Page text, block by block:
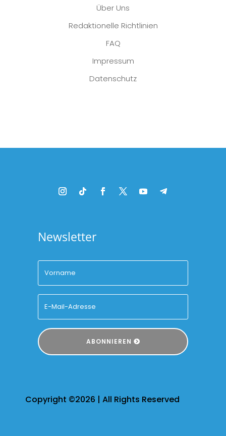
Über Uns
Redaktionelle Richtlinien
FAQ
Impressum
Datenschutz
Newsletter
ABONNIEREN
Copyright ©2026 | All Rights Reserved